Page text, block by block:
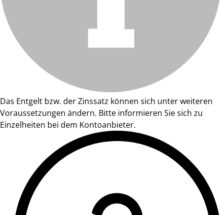
Das Entgelt bzw. der Zinssatz können sich unter weiteren
Voraussetzungen ändern. Bitte informieren Sie sich zu
Einzelheiten bei dem Kontoanbieter.